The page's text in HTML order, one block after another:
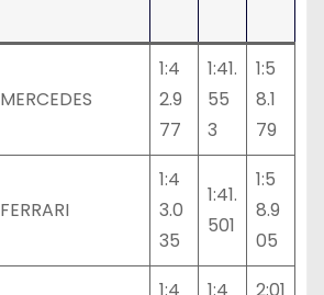
MERCEDES
1:4
2.9
77
1:41.
55
3
1:5
8.1
79
FERRARI
1:4
3.0
35
1:41.
501
1:5
8.9
05